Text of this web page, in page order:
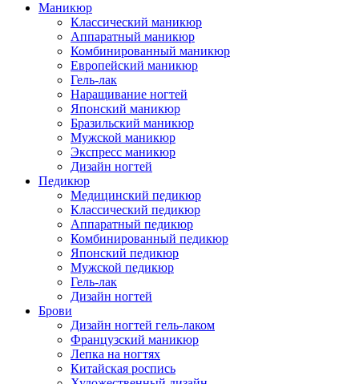
Маникюр
Классический маникюр
Аппаратный маникюр
Комбинированный маникюр
Европейский маникюр
Гель-лак
Наращивание ногтей
Японский маникюр
Бразильский маникюр
Мужской маникюр
Экспресс маникюр
Дизайн ногтей
Педикюр
Медицинский педикюр
Классический педикюр
Аппаратный педикюр
Комбинированный педикюр
Японский педикюр
Мужской педикюр
Гель-лак
Дизайн ногтей
Брови
Дизайн ногтей гель-лаком
Французский маникюр
Лепка на ногтях
Китайская роспись